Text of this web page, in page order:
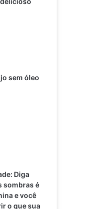
sem óleo
Diga
sombras é
e você
o que sua